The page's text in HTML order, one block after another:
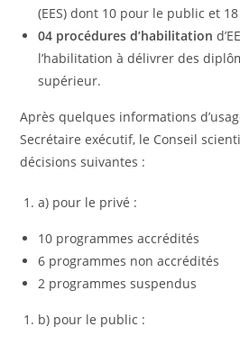
(EES) dont 10 pour le public et
04 procédures d’habilitation
l’habilitation à délivrer des
supérieur.
Après quelques informations
Secrétaire exécutif, le Conseil
décisions suivantes :
a) pour le privé :
10 programmes accrédités
6 programmes non accrédités
2 programmes suspendus
b) pour le public :